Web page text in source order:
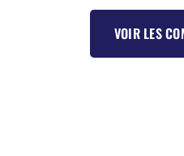
VOIR LES